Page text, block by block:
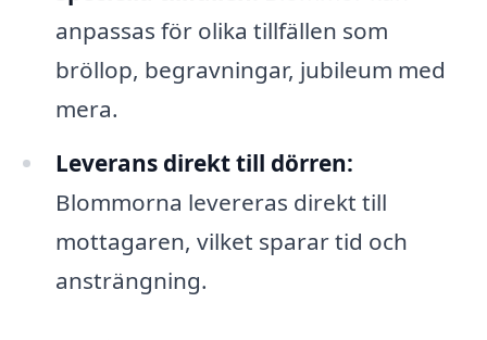
anpassas för olika tillfällen som
bröllop, begravningar, jubileum med
mera.
Leverans direkt till dörren:
Blommorna levereras direkt till
mottagaren, vilket sparar tid och
ansträngning.